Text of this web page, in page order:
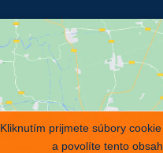
Kliknutím prijmete súbory
a povolíte tento obsah